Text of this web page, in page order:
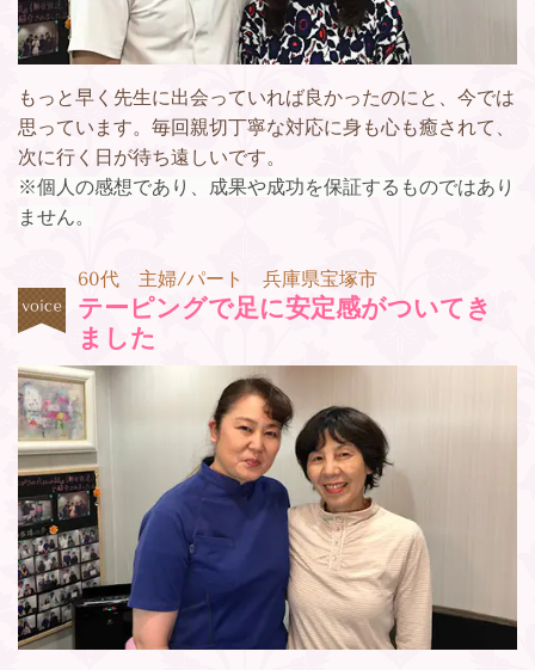
もっと早く先生に出会っていれば良かったのにと、今では
思っています。毎回親切丁寧な対応に身も心も癒されて、
次に行く日が待ち遠しいです。
※個人の感想であり、成果や成功を保証するものではあり
ません。
60代 主婦/パート 兵庫県宝塚市
テーピングで足に安定感がついてき
ました